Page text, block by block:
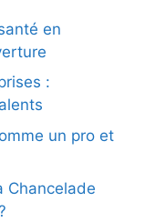
en
:
un pro et
Chancelade